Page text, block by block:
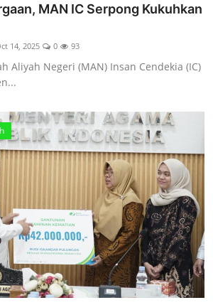
MAN IC Serpong Kukuhkan
14, 2025 0 93
Aliyah Negeri (MAN) Insan Cendekia (IC)